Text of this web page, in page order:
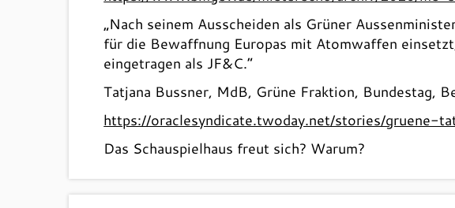
„Nach seinem Ausscheiden als Grüner
für die Bewaffnung Europas mit Atomwaffen
eingetragen als JF&C.“
Tatjana Bussner, MdB, Grüne Fraktion, Bundestag,
https://oraclesyndicate.twoday.net/stories/
Das Schauspielhaus freut sich? Warum?